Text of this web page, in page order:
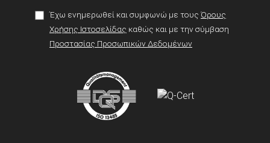
Έχω ενημερωθεί και συμφωνώ με τους Όρους
Χρήσης Ιστοσελίδας καθώς και με την σύμβαση
Προστασίας Προσωπικών Δεδομένων